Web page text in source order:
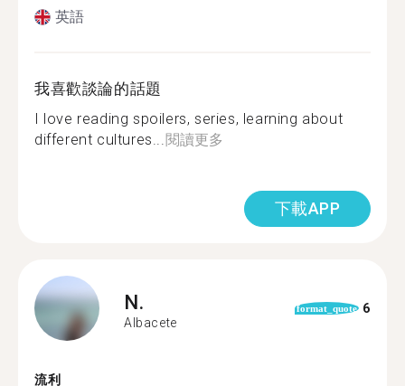
英語
我喜歡談論的話題
I love reading spoilers, series, learning about
different cultures...閱讀更多
下載APP
N.
Albacete
format_quote 6
流利